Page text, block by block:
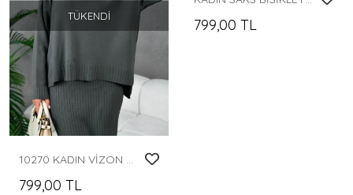
TÜKENDI
10270 KADIN VİZON YÜKSEK BOYUNLU YIRTMAÇLI ARKASI UZUN ETEKLİ TAKIM
799,00 TL
799,00 TL